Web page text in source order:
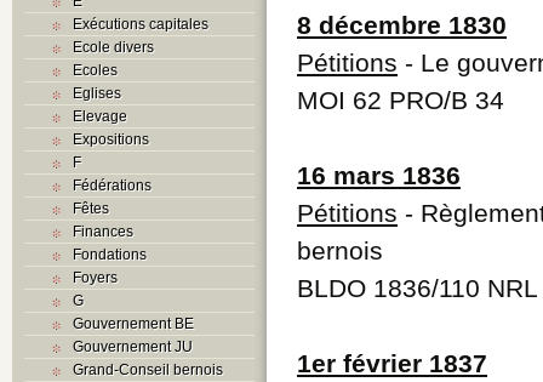
Exécutions capitales
Ecole divers
Ecoles
Eglises
Elevage
Expositions
F
Fédérations
Fêtes
Finances
Fondations
Foyers
G
Gouvernement BE
Gouvernement JU
Grand-Conseil bernois
8 décembre 1830
Pétitions - Le
MOI 62 PRO/B 34
16 mars 1836
Pétitions -
bernois
BLDO 1836/110
1er février 1837